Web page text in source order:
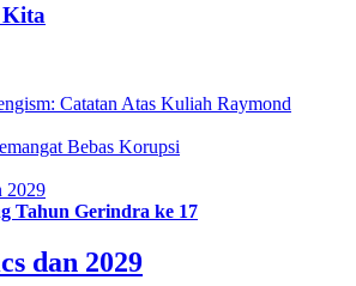
Catatan Atas Kuliah Raymond
Bebas Korupsi
Tahun Gerindra ke 17
dan 2029